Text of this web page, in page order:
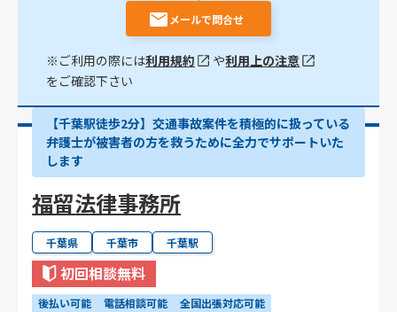
メールで問合せ
※ご利用の際には利用規約 や利用上の注意
をご確認下さい
【千葉駅徒歩2分】交通事故案件を積極的に扱っている
弁護士が被害者の方を救うために全力でサポートいた
します
福留法律事務所
千葉県 千葉市 千葉駅
初回相談無料
後払い可能 電話相談可能
全国出張対応可能